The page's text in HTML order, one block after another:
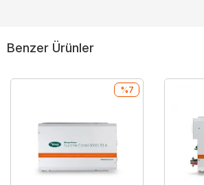
Benzer Ürünler
%7